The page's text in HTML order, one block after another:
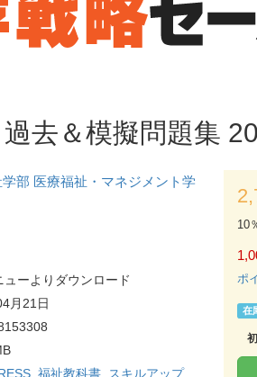
去＆模擬問題集
部 医療福祉・マネジメント学
ューよりダウンロード
月21日
福祉教科書
スキルアップ
10
ポ
在